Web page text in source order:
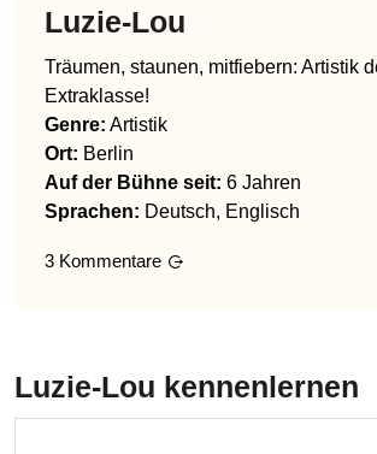
Luzie-Lou
Träumen, staunen, mitfiebern: Artistik
Extraklasse!
Genre: Artistik
Ort: Berlin
Auf der Bühne seit: 6 Jahren
Sprachen: Deutsch, Englisch
3 Kommentare
Luzie-Lou kennenlernen